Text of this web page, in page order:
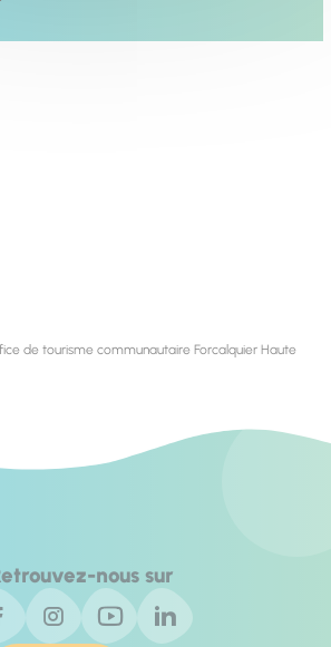
de tourisme communautaire Forcalquier Haute
nous sur